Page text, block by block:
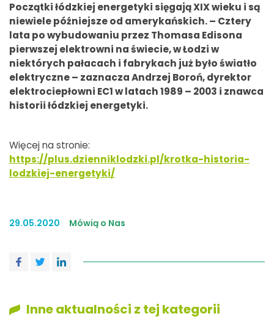
Początki łódzkiej energetyki sięgają XIX wieku i są
niewiele późniejsze od amerykańskich. – Cztery
lata po wybudowaniu przez Thomasa Edisona
pierwszej elektrowni na świecie, w Łodzi w
niektórych pałacach i fabrykach już było światło
elektryczne – zaznacza Andrzej Boroń, dyrektor
elektrociepłowni EC1 w latach 1989 – 2003 i znawca
historii łódzkiej energetyki.
Więcej na stronie:
https://plus.dzienniklodzki.pl/krotka-historia-
lodzkiej-energetyki/
29.05.2020 Mówią o Nas
Inne aktualności z tej kategorii